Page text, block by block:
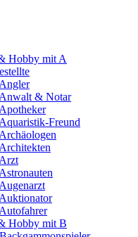
Hobby mit A
& Notar
Freund
Hobby mit B